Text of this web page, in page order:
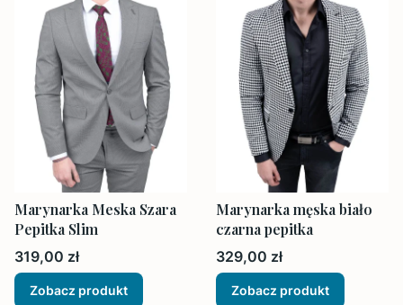
Marynarka Meska Szara
Pepitka Slim
Cena
319,00 zł
Zobacz produkt
Marynarka męska biało
czarna pepitka
Cena
329,00 zł
Zobacz produkt